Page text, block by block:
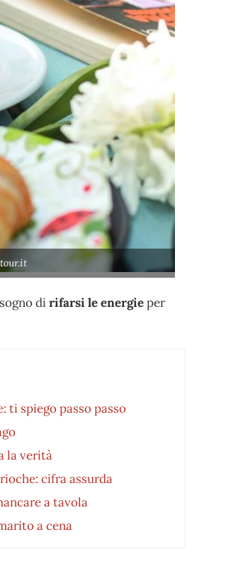
dirifarsi le energieper
ti spiego passo passo
la verità
cifra assurda
a tavola
a cena